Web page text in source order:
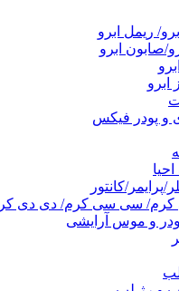
ریمل ابرو
صابون ابرو
ابرو
و پودر فیکس
پرایمر/کانتور
کرم/ سی سی کرم/ دی دی
و موس آرایشی